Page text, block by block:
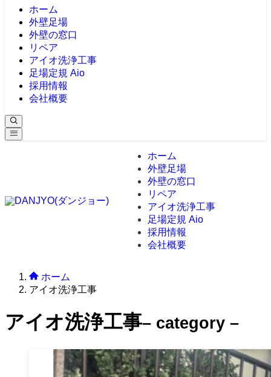
ホーム
外壁足場
外壁の窓口
リペア
アイオ洗浄工事
足場定規 Aio
採用情報
会社概要
ホーム
外壁足場
外壁の窓口
リペア
アイオ洗浄工事
足場定規 Aio
採用情報
会社概要
ホーム
アイオ洗浄工事
アイオ洗浄工事– category –